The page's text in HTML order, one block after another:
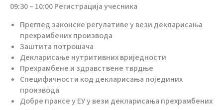
09:30 – 10:00 Регистрација учесника
Преглед законске регулативе у вези декларисања
прехрамбених производа
Заштита потрошача
Декларисање нутритивних вриједности
Прехрамбене и здравствене тврдње
Специфичности код декларисања појединих
производа
Добре праксе у ЕУ у вези декларисања прехрамбених